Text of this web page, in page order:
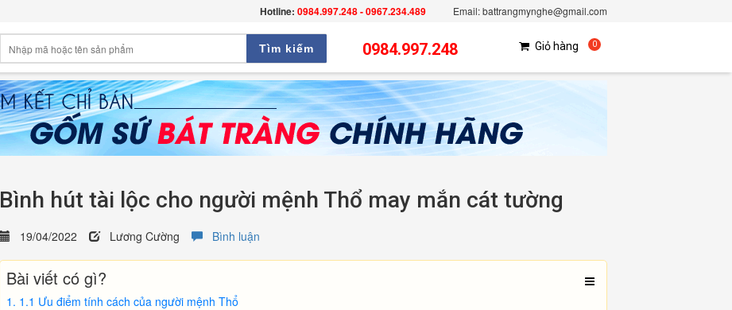
Hotline: 0984.997.248 - 0967.234.489 Email: battrangmynghe@gmail.com
Tìm kiếm 0984.997.248 Giỏ hàng 0
Bình hút tài lộc cho người mệnh Thổ may mắn cát tường
19/04/2022 Lương Cường Bình luận
Bài viết có gì?
1.1 Ưu điểm tính cách của người mệnh Thổ